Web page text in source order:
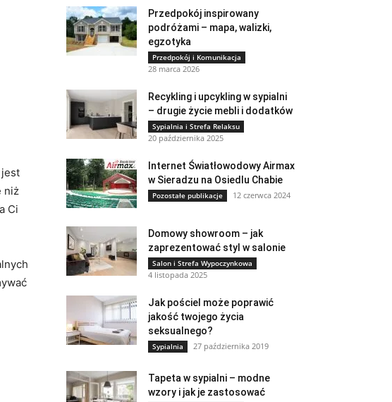
jest
niż
Ci
Przedpokój inspirowany
podróżami – mapa, walizki,
egzotyka
Przedpokój i Komunikacja
28 marca 2026
Recykling i upcykling w sypialni
– drugie życie mebli i dodatków
Sypialnia i Strefa Relaksu
20 października 2025
Internet Światłowodowy Airmax
w Sieradzu na Osiedlu Chabie
Pozostałe publikacje 12 czerwca 2024
Domowy showroom – jak
zaprezentować styl w salonie
Salon i Strefa Wypoczynkowa
4 listopada 2025
Jak pościel może poprawić
jakość twojego życia
seksualnego?
Sypialnia 27 października 2019
Tapeta w sypialni – modne
wzory i jak je zastosować